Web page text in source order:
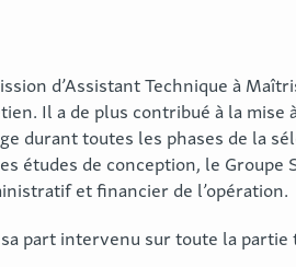
d’Assistant Technique à
Il a de plus contribué à la mise
durant toutes les phases de la
études de conception, le Groupe
et financier de l’opération.
part intervenu sur toute la